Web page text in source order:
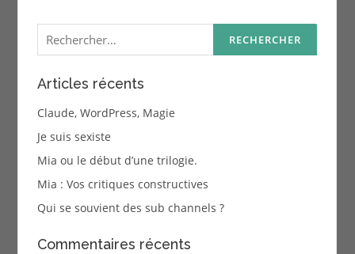
Rechercher :
Articles récents
Claude, WordPress, Magie
Je suis sexiste
Mia ou le début d’une trilogie.
Mia : Vos critiques constructives
Qui se souvient des sub channels ?
Commentaires récents